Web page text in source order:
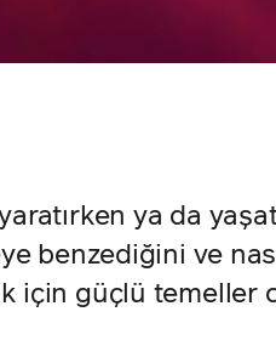
yaratırken ya da
benzediğini ve
için güçlü temeller